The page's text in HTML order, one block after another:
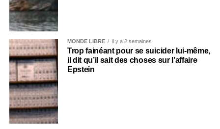
MONDE LIBRE Il y a 2 semaines
Trop fainéant pour se suicider lui-même,
il dit qu’il sait des choses sur l’affaire
Epstein